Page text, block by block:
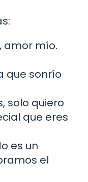
amor mío.
que sonrío
solo quiero
que eres
es un
el